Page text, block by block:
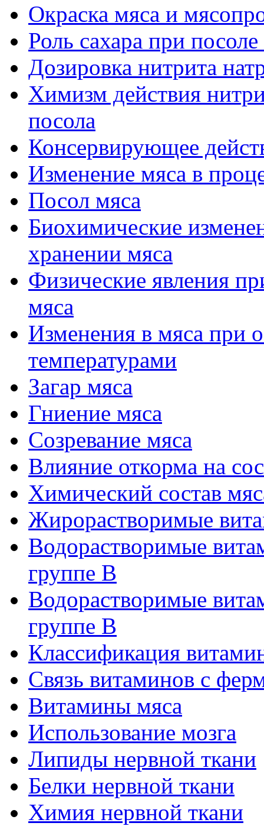
Окраска мяса и
Роль сахара при
Дозировка нитрита
Химизм действия
посола
Консервирующее
Изменение мяса в
Посол мяса
Биохимические
хранении мяса
Физические явления
мяса
Изменения в мяса при
температурами
Загар мяса
Гниение мяса
Созревание мяса
Влияние откорма на
Химический состав
Жирорастворимые
Водорастворимые
группе В
Водорастворимые
группе В
Классификация
Связь витаминов с
Витамины мяса
Использование мозга
Липиды нервной ткани
Белки нервной ткани
Химия нервной ткани